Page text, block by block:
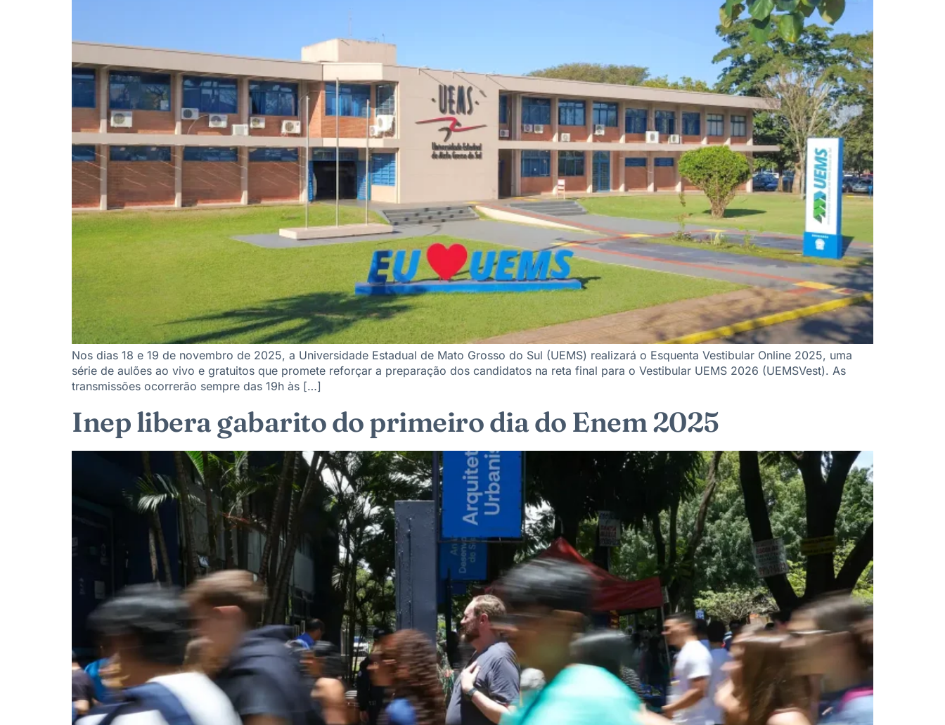
Nos dias 18 e 19 de novembro de 2025, a Universidade Estadual de Mato Grosso do Sul (UEMS) realizará o Esquenta Vestibular Online 2025, uma
série de aulões ao vivo e gratuitos que promete reforçar a preparação dos candidatos na reta final para o Vestibular UEMS 2026 (UEMSVest). As
transmissões ocorrerão sempre das 19h às […]
Inep libera gabarito do primeiro dia do Enem 2025